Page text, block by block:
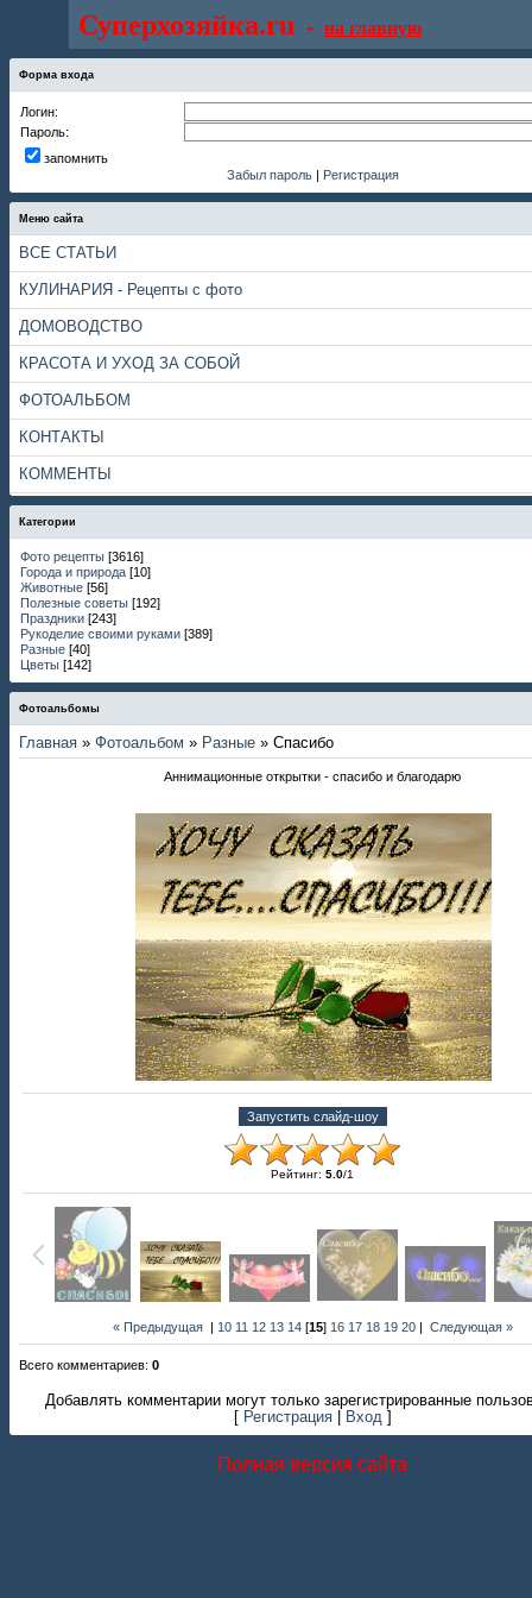
Суперхозяйка.ru - на главную
Форма входа
Логин:
Пароль:
запомнить
Забыл пароль | Регистрация
Меню сайта
ВСЕ СТАТЬИ
КУЛИНАРИЯ - Рецепты с фото
ДОМОВОДСТВО
КРАСОТА И УХОД ЗА СОБОЙ
ФОТОАЛЬБОМ
КОНТАКТЫ
КОММЕНТЫ
Категории
Фото рецепты [3616]
Города и природа [10]
Животные [56]
Полезные советы [192]
Праздники [243]
Рукоделие своими руками [389]
Разные [40]
Цветы [142]
Фотоальбомы
Главная » Фотоальбом » Разные » Спасибо
Аннимационные открытки - спасибо и благодарю
Рейтинг: 5.0/1
« Предыдущая | 10 11 12 13 14 [15] 16 17 18 19 20 | Следующая »
Всего комментариев: 0
Добавлять комментарии могут только зарегистрированные
Регистрация Вход
Полная версия сайта